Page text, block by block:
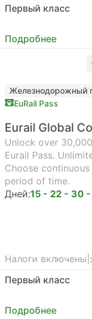
Первый класс
Подробнее
Железнодорожный
EuRail Pass
Eurail Global
Unlock over
Eurail Pass.
Choose
period of time.
Дней:15 - 22 - 30
Налоги включены
Первый класс
Подробнее